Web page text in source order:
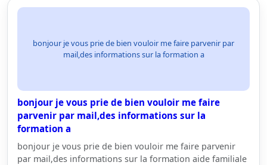
bonjour je vous prie de bien vouloir me faire parvenir par
mail,des informations sur la formation a
bonjour je vous prie de bien vouloir me faire
parvenir par mail,des informations sur la
formation a
bonjour je vous prie de bien vouloir me faire parvenir
par mail,des informations sur la formation aide familiale